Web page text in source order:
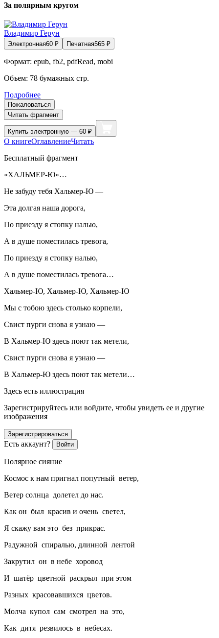
За полярным кругом
Владимир Герун
Электронная60 ₽ Печатная565 ₽
Формат: epub, fb2, pdfRead, mobi
Объем: 78 бумажных стр.
Подробнее
Пожаловаться
Читать фрагмент
Купить электронную — 60 ₽
О книгеОглавлениеЧитать
Бесплатный фрагмент
«ХАЛЬМЕР-Ю»…
Не забуду тебя Хальмер-Ю —
Эта долгая наша дорога,
По приезду я стопку налью,
А в душе поместилась тревога,
По приезду я стопку налью,
А в душе поместилась тревога…
Хальмер-Ю, Хальмер-Ю, Хальмер-Ю
Мы с тобою здесь столько корпели,
Свист пурги снова я узнаю —
В Хальмер-Ю здесь поют так метели,
Свист пурги снова я узнаю —
В Хальмер-Ю здесь поют так метели…
Здесь есть иллюстрация
Зарегистрируйтесь или войдите, чтобы увидеть ее и другие
изображения
Зарегистрироваться
Есть аккаунт? Войти
Полярное сияние
Космос к нам пригнал попутный ветер,
Ветер солнца долетел до нас.
Как он был красив и очень светел,
Я скажу вам это без прикрас.
Радужной спиралью, длинной лентой
Закрутил он в небе хоровод
И шатёр цветной раскрыл при этом
Разных красовавшихся цветов.
Молча купол сам смотрел на это,
Как дитя резвилось в небесах.